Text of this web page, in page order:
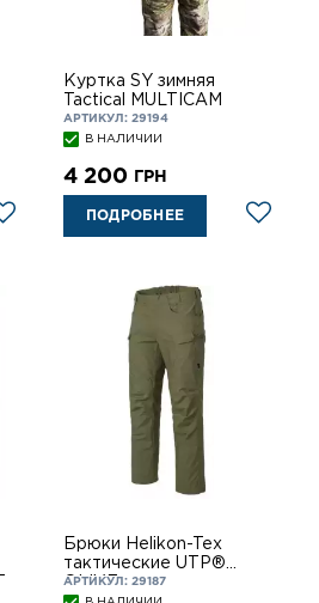
Куртка SY зимняя
Tactical MULTICAM
АРТИКУЛ: 29194
В НАЛИЧИИ
4 200 ГРН
ПОДРОБНЕЕ
Брюки Helikon-Tex
тактические UTP®
OLIVE
АРТИКУЛ: 29187